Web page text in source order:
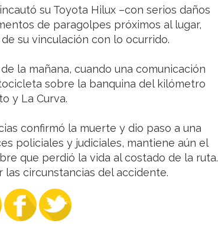
su Toyota Hilux –con serios daños
de paragolpes próximos al lugar,
su vinculación con lo ocurrido.
la mañana, cuando una comunicación
sobre la banquina del kilómetro
y La Curva.
confirmó la muerte y dio paso a una
policiales y judiciales, mantiene aún el
que perdió la vida al costado de la ruta.
circunstancias del accidente.